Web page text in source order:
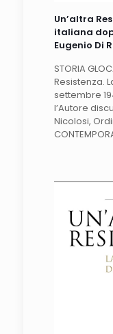
Un’altra
italiana
Eugenio Di
STORIA
Resistenza.
settembre
l’Autore
Nicolosi,